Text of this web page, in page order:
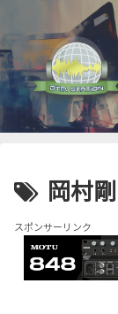
岡村剛
スポンサーリンク